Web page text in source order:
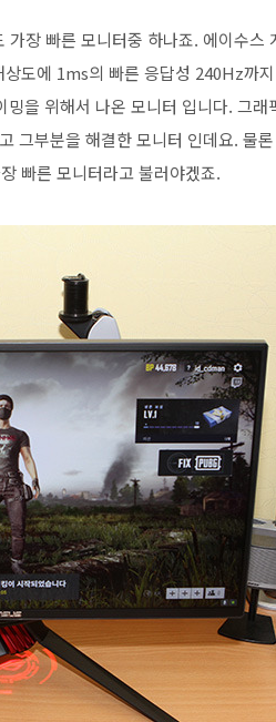
장 빠른 모니터중 하나죠. 에이수스
도에 1ms의 빠른 응답성 240Hz까
을 위해서 나온 모니터 입니다. 그래
그부분을 해결한 모니터 인데요. 물
빠른 모니터라고 불러야겠죠.